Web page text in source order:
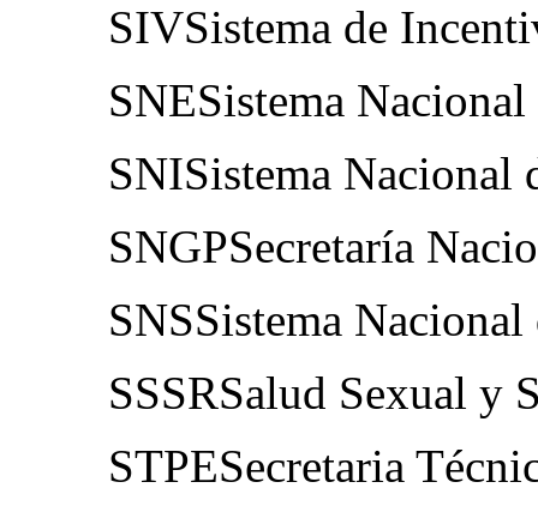
SIVSistema de
SNESistema
SNISistema Nacional
SNGPSecretaría
SNSSistema Nacional
SSSRSalud Sexual y
STPESecretaria